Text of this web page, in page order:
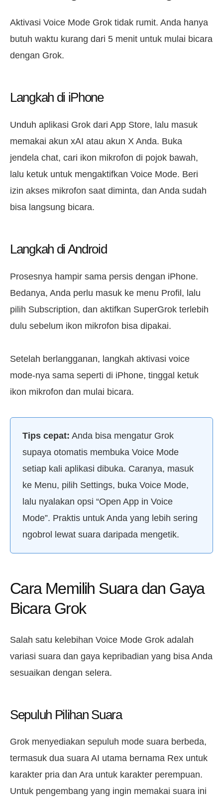
Aktivasi Voice Mode Grok tidak rumit. Anda hanya
butuh waktu kurang dari 5 menit untuk mulai bicara
dengan Grok.
Langkah di iPhone
Unduh aplikasi Grok dari App Store, lalu masuk
memakai akun xAI atau akun X Anda. Buka
jendela chat, cari ikon mikrofon di pojok bawah,
lalu ketuk untuk mengaktifkan Voice Mode. Beri
izin akses mikrofon saat diminta, dan Anda sudah
bisa langsung bicara.
Langkah di Android
Prosesnya hampir sama persis dengan iPhone.
Bedanya, Anda perlu masuk ke menu Profil, lalu
pilih Subscription, dan aktifkan SuperGrok terlebih
dulu sebelum ikon mikrofon bisa dipakai.
Setelah berlangganan, langkah aktivasi voice
mode-nya sama seperti di iPhone, tinggal ketuk
ikon mikrofon dan mulai bicara.
Tips cepat: Anda bisa mengatur Grok
supaya otomatis membuka Voice Mode
setiap kali aplikasi dibuka. Caranya, masuk
ke Menu, pilih Settings, buka Voice Mode,
lalu nyalakan opsi “Open App in Voice
Mode”. Praktis untuk Anda yang lebih sering
ngobrol lewat suara daripada mengetik.
Cara Memilih Suara dan Gaya
Bicara Grok
Salah satu kelebihan Voice Mode Grok adalah
variasi suara dan gaya kepribadian yang bisa Anda
sesuaikan dengan selera.
Sepuluh Pilihan Suara
Grok menyediakan sepuluh mode suara berbeda,
termasuk dua suara AI utama bernama Rex untuk
karakter pria dan Ara untuk karakter perempuan.
Untuk pengembang yang ingin memakai suara ini